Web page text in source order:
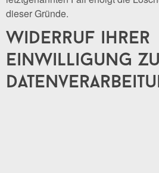
dieser Gründe.
widerruf ihrer
einwilligung